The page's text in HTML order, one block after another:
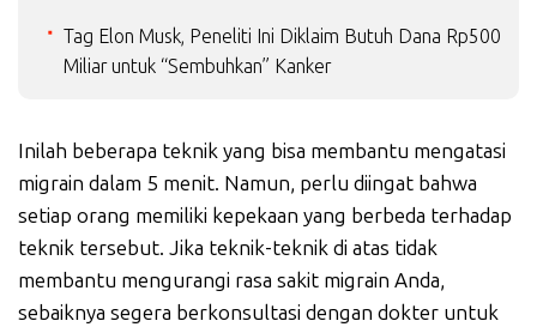
Tag Elon Musk, Peneliti Ini Diklaim Butuh Dana Rp500
Miliar untuk “Sembuhkan” Kanker
Inilah beberapa teknik yang bisa membantu mengatasi
migrain dalam 5 menit. Namun, perlu diingat bahwa
setiap orang memiliki kepekaan yang berbeda terhadap
teknik tersebut. Jika teknik-teknik di atas tidak
membantu mengurangi rasa sakit migrain Anda,
sebaiknya segera berkonsultasi dengan dokter untuk